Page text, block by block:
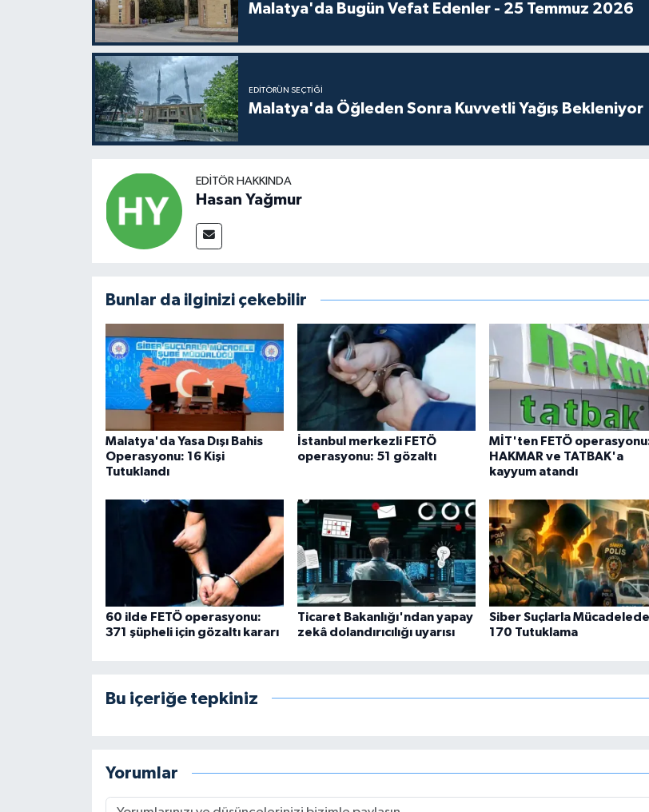
Malatya'da Bugün Vefat Edenler - 25 Temmuz 2026
EDITÖRÜN SEÇTIĞI
Malatya'da Öğleden Sonra Kuvvetli Yağış Bekleniyor
EDITÖR HAKKINDA
Hasan Yağmur
Bunlar da ilginizi çekebilir
Malatya'da Yasa Dışı Bahis
Operasyonu: 16 Kişi
Tutuklandı
İstanbul merkezli FETÖ
operasyonu: 51 gözaltı
MİT'ten FETÖ
HAKMAR ve TATBAK'a
kayyum atandı
60 ilde FETÖ operasyonu:
371 şüpheli için gözaltı kararı
Ticaret Bakanlığı'ndan yapay
zekâ dolandırıcılığı uyarısı
Siber Suçlarla Mücadelede
170 Tutuklama
Bu içeriğe tepkiniz
Yorumlar